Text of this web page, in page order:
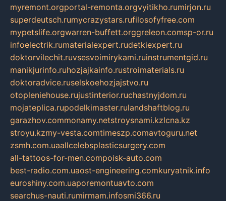
myremont.orgportal-remonta.orgvyitikho.rumirjon.ru
superdeutsch.rumycrazystars.rufilosofyfree.com
mypetslife.orgwarren-buffett.orggreleon.comsp-or.ru
infoelectrik.rumaterialexpert.rudetkiexpert.ru
doktorvilechit.ruvsesvoimirykami.ruinstrumentgid.ru
manikjurinfo.ruhozjajkainfo.rustroimaterials.ru
doktoradvice.ruselskoehozjajstvo.ru
otopleniehouse.rujustinterior.ruchastnyjdom.ru
mojateplica.rupodelkimaster.rulandshaftblog.ru
garazhov.commonamy.netstroysnami.kzlcna.kz
stroyu.kzmy-vesta.comtimeszp.comavtoguru.net
zsmh.com.uaallcelebsplasticsurgery.com
all-tattoos-for-men.compoisk-auto.com
best-radio.com.uaost-engineering.comkuryatnik.info
euroshiny.com.uaporemontuavto.com
searchus-nauti.rumirmam.infosmi366.ru